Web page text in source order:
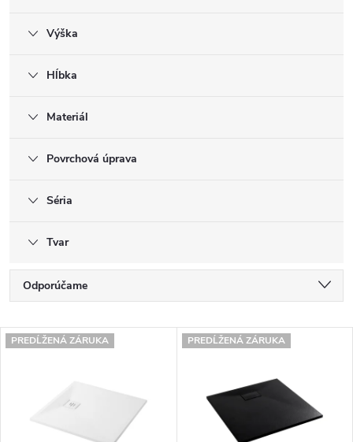
Výška
Hĺbka
Materiál
Povrchová úprava
Séria
Tvar
R
d
Odporúčame
Najdrahšie
Abecedne
V
PREDĹŽENÁ ZÁRUKA PREDĹŽENÁ ZÁRUKA